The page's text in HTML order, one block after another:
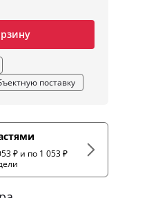
Скомплектовать объектную поставку
₽ и по 1 053 ₽